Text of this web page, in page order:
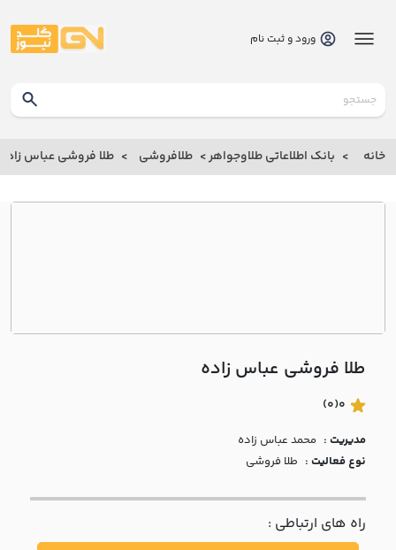
بانک
بانک
اطلاعاتی
درباره
با ما
مقالات
اخبار
پرسش
ورود و ثبت نام
خانه بانک اطلاعاتی طلاوجواهر طلافروشی طلا فروشی عباس زاده
طلا فروشی عباس زاده
0
(0)
مدیریت : محمد عباس زاده
نوع فعالیت : طلا فروشی
راه های ارتباطی :